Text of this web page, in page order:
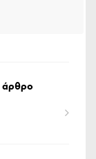
άρθρο